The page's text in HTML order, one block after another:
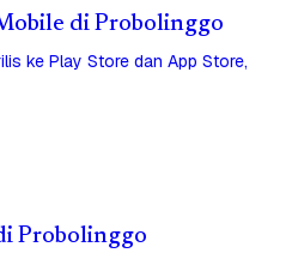
di Probolinggo
ke Play Store dan App Store,
Probolinggo